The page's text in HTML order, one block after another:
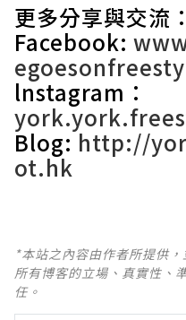
更多分享與交流：
Facebook:
lnstagram：
Blog:http://
ot.hk
*本站之內容由作者所提供
所有博客的立場、真實性、
任。